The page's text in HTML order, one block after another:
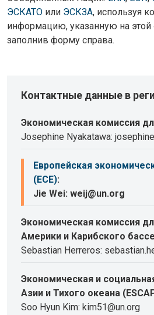
ЭСКАТО или ЭСКЗА, используя
информацию, указанную на этой
заполнив форму справа.
Контактные данные в
Экономическая комиссия
Josephine Nyakatawa:
Европейская
(ECE):
Jie Wei: weij@un.org
Экономическая комиссия
Америки и Карибского
Sebastian Herreros:
Экономическая и
Азии и Тихого океана
Soo Hyun Kim: kim51@un.org